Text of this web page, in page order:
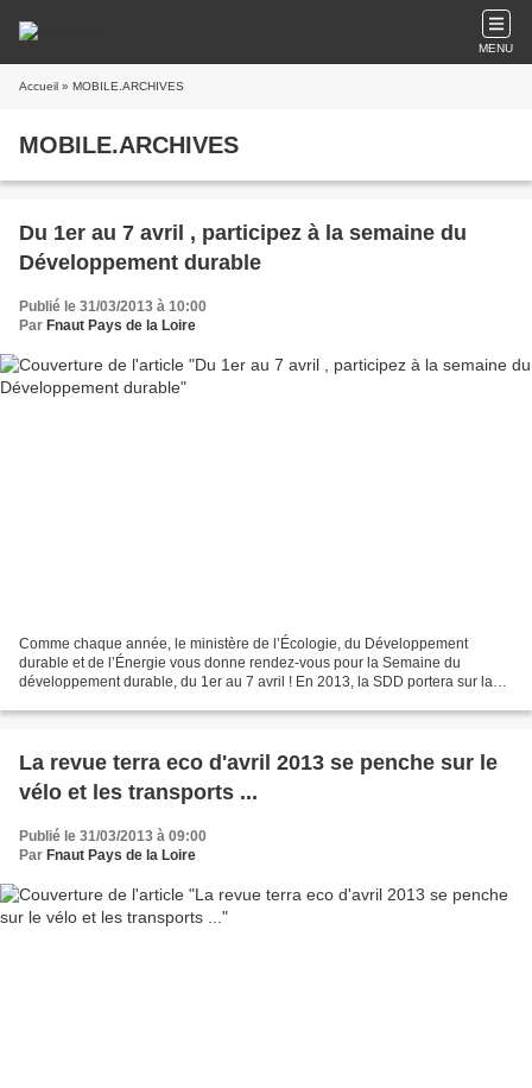
MENU
Accueil » MOBILE.ARCHIVES
MOBILE.ARCHIVES
Du 1er au 7 avril , participez à la semaine du
Développement durable
Publié le 31/03/2013 à 10:00
Par Fnaut Pays de la Loire
Comme chaque année, le ministère de l’Écologie, du Développement
durable et de l’Énergie vous donne rendez-vous pour la Semaine du
développement durable, du 1er au 7 avril ! En 2013, la SDD portera sur la
La revue terra eco d'avril 2013 se penche sur le
vélo et les transports ...
Publié le 31/03/2013 à 09:00
Par Fnaut Pays de la Loire